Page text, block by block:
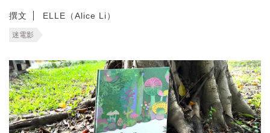
撰文 ELLE（Alice Li）
迷電影